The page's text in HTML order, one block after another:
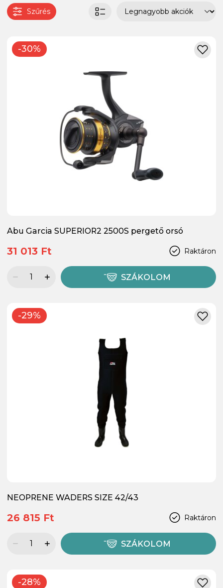
Szűrés
-30%
Abu Garcia SUPERIOR2 2500S pergető orsó
Raktáron
31 013 Ft
SZÁKOLOM
-29%
NEOPRENE WADERS SIZE 42/43
Raktáron
26 815 Ft
SZÁKOLOM
-28%